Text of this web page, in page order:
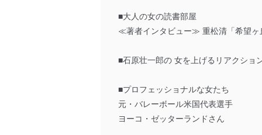
■大人の女の読書部屋
≪著者インタビュー≫ 重松清「希望ヶ
■石原壮一郎の 女を上げるリアクショ
■プロフェッショナルな女たち
元・バレーボール米国代表選手
ヨーコ・ゼッターランドさん